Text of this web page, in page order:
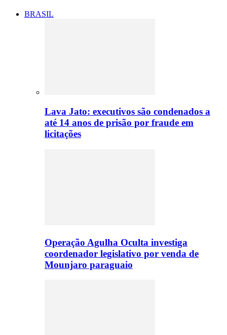
BRASIL
Lava Jato: executivos são condenados a
até 14 anos de prisão por fraude em
licitações
Operação Agulha Oculta investiga
coordenador legislativo por venda de
Mounjaro paraguaio